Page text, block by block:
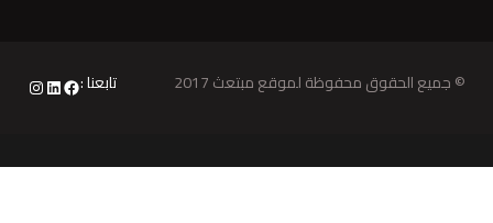
© جميع الحقوق محفوظة لموقع مبتعث 2017 تابعنا :Facebook
LinkedIn